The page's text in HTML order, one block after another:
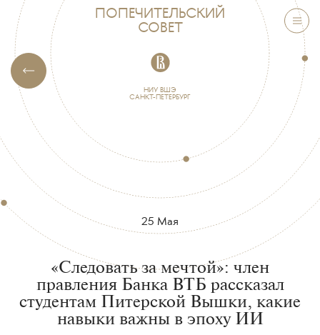
ПОПЕЧИТЕЛЬСКИЙ
СОВЕТ
«Следовать
за
мечтой»:
член
правления
Банка
ВТБ
рассказал
студентам
Питерской
Вышки,
какие
навыки
НИУ ВШЭ
САНКТ-ПЕТЕРБУРГ
25 Мая
«Следовать за мечтой»: член
правления Банка ВТБ рассказал
студентам Питерской Вышки, какие
навыки важны в эпоху ИИ